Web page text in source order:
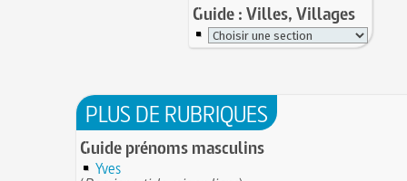
Guide : Villes, Villages
PLUS DE RUBRIQUES
Guide prénoms masculins
Yves